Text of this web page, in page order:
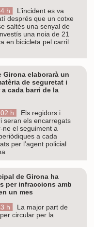
h
L’incident es va
després que un cotxe
saltés una senyal de
una noia de 21
en bicicleta pel carril
Girona elaborarà un
de seguretat i
cada barri de la
h
Els regidors i
seran els encarregats
ne el seguiment a
a cada
per l’agent policial
de Girona ha
per infraccions amb
un mes
h
La major part de
circular per la